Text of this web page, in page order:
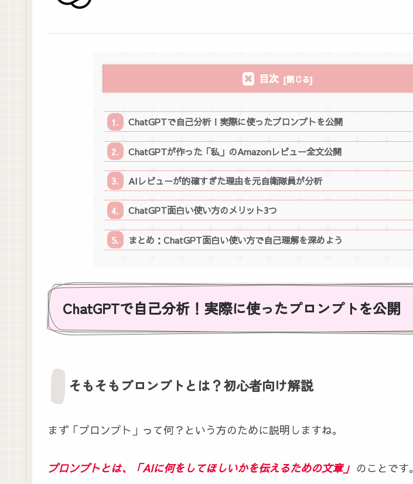
目次
ChatGPTで自己分析！実際に使ったプロンプトを公開
ChatGPTが作った「私」のAmazonレビュー全文公開
AIレビューが的確すぎた理由を元自衛隊員が分析
ChatGPT面白い使い方のメリット3つ
まとめ：ChatGPT面白い使い方で自己理解を深めよう
ChatGPTで自己分析！実際に使ったプロンプトを公開
そもそもプロンプトとは？初心者向け解説
まず「プロンプト」って何？という方のために説明しますね。
プロンプトとは、「AIに何をしてほしいかを伝えるための文章」 のことです。